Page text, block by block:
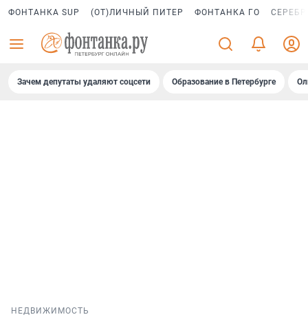
ФОНТАНКА SUP (ОТ)ЛИЧНЫЙ ПИТЕР ФОНТАНКА ГО
Зачем депутаты удаляют соцсети Образование в Петербурге
НЕДВИЖИМОСТЬ